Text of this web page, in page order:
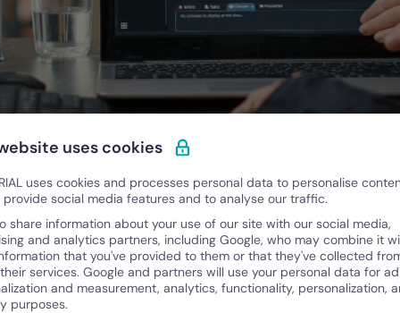
los mejores Factorial vs Buk:
Belen Carrillo
August 4, 2026
en Colombia y
Categorias
Gestión del talento
Cuál es la mejor
gestión de talento
Belen Carrillo
uses cookies
uses cookies and processes personal data to personalise
provide social media features and to analyse our traffic.
share information about your use of our site with our social media,
and analytics partners, including Google, who may combine it
that you've provided to them or that they've collected
services. Google and partners will use your personal data for ad
and measurement, analytics, functionality, personalization,
purposes.